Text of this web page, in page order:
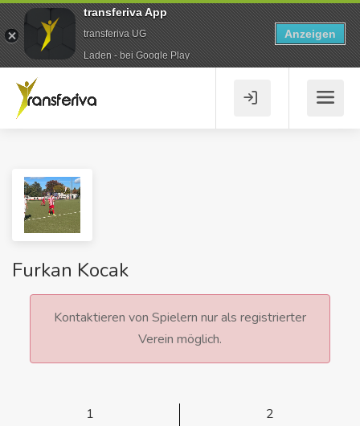
Furkan Kocak
Kontaktieren von Spielern nur als registrierter
Verein möglich.
1
2
transferiva App
transferiva UG
Laden - bei Google Play
Anzeigen